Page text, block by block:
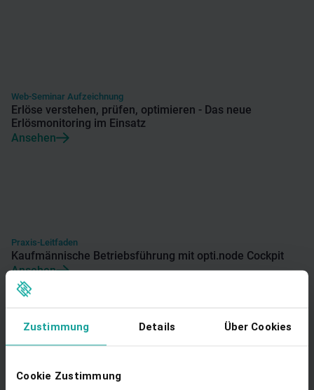
Zustimmung Details Über Cookies
Cookie Zustimmung
Web-Seminar Aufzeichnung
Erlöse verstehen, prüfen, optimieren - Das neue
Erlösmonitoring im Einsatz
Ansehen
Praxis-Leitfaden
Kaufmännische Betriebsführung mit opti.node Cockpit
Ansehen